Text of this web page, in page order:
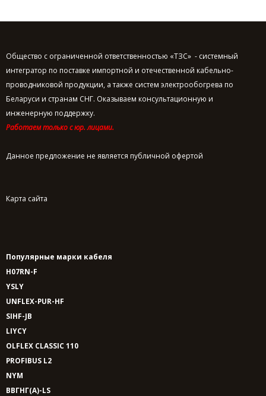
Общество с ограниченной ответственностью «ТЗС» - системный
интегратор по поставке импортной и отечественной кабельно-
проводниковой продукции, а также систем электрообогрева по
Беларуси и странам СНГ. Оказываем консультационную и
инженерную поддержку.
Работаем только с юр. лицами.
Данное предложение не является публичной офертой
Карта сайта
Популярные марки кабеля
H07RN-F
YSLY
UNFLEX-PUR-HF
SIHF-JB
LIYCY
OLFLEX CLASSIC 110
PROFIBUS L2
NYM
ВВГНГ(A)-LS